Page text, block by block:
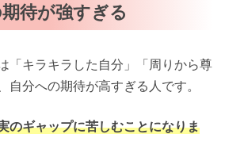
待が強すぎる
「キラキラした自分」「周りから尊
自分への期待が高すぎる人です。
のギャップに苦しむことになりま